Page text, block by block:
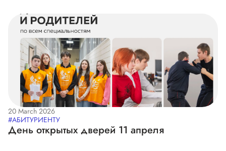
20 March 2026
#АБИТУРИЕНТУ
День открытых дверей 11 апреля